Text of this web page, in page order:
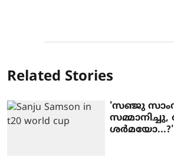
Related Stories
'സഞ്ജു
ശർമയോ...?'